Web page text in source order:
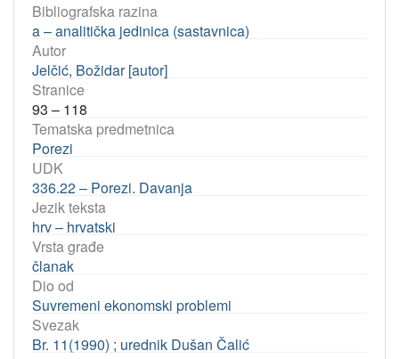
Bibliografska razina
a – analitička jedinica (sastavnica)
Autor
Jelčić, Božidar [autor]
Stranice
93 – 118
Tematska predmetnica
Porezi
UDK
336.22 – Porezi. Davanja
Jezik teksta
hrv – hrvatski
Vrsta građe
članak
Dio od
Suvremeni ekonomski problemi
Svezak
Br. 11(1990) ; urednik Dušan Čalić